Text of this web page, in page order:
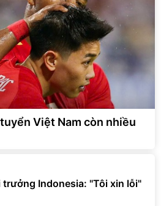
Việt Nam còn nhiều
Indonesia: "Tôi xin lỗi"